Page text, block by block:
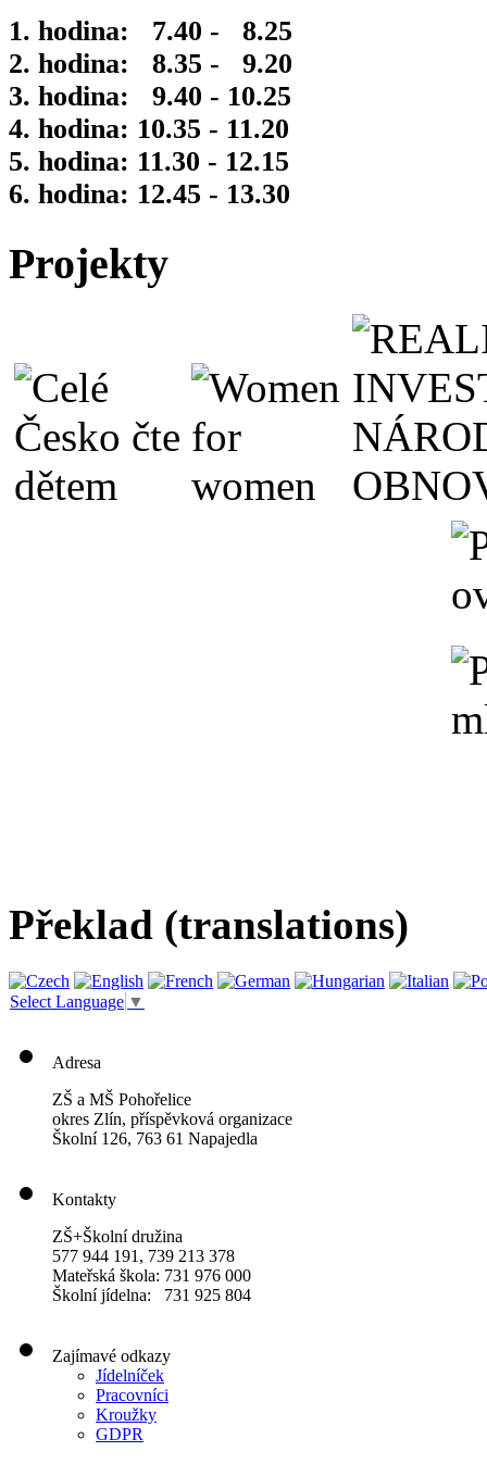
1. hodina: 7.40 - 8.25
2. hodina: 8.35 - 9.20
3. hodina: 9.40 - 10.25
4. hodina: 10.35 - 11.20
5. hodina: 11.30 - 12.15
6. hodina: 12.45 - 13.30
Projekty
Překlad (translations)
Select Language ▼
Adresa
ZŠ a MŠ Pohořelice
okres Zlín, příspěvková organizace
Školní 126, 763 61 Napajedla
Kontakty
ZŠ+Školní družina
577 944 191, 739 213 378
Mateřská škola: 731 976 000
Školní jídelna: 731 925 804
Zajímavé odkazy
Jídelníček
Pracovníci
Kroužky
GDPR